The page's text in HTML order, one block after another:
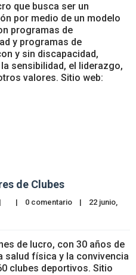
que busca ser un
por medio de un modelo
programas de
y programas de
y sin discapacidad,
sensibilidad, el liderazgo,
valores. Sitio web:
de Clubes
| | 0 comentario |
22 junio,
de lucro, con 30 años de
salud física y la convivencia
clubes deportivos. Sitio